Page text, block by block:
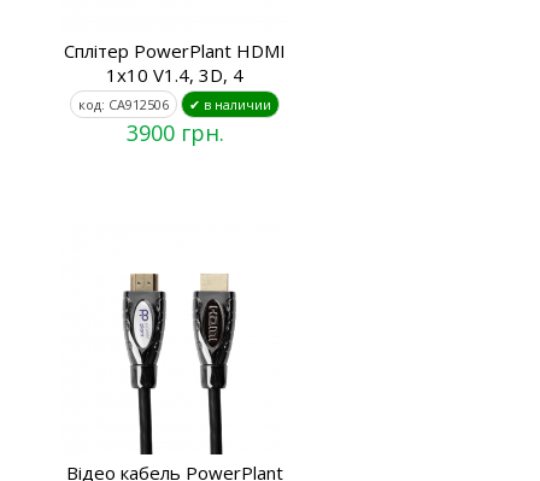
Сплітер PowerPlant HDMI
1x10 V1.4, 3D, 4
код: CA912506 ✔ в наличии
3900 грн.
Відео кабель PowerPlant